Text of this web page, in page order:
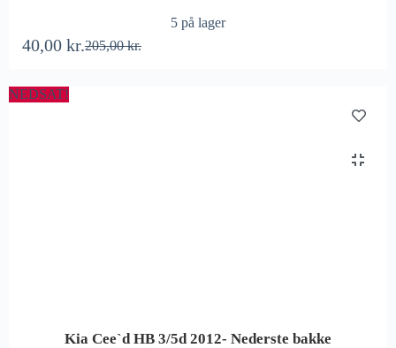
5 på lager
205,00kr.
40,00 kr.
NEDSAT!
Kia Cee`d HB 3/5d 2012- Nederste bakke